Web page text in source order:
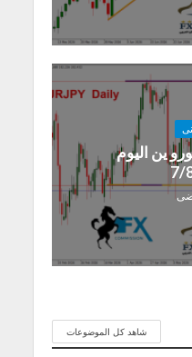
ين اليوم
7/
شاهد كل الموضوعات